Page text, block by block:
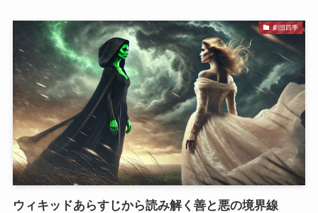
劇団四季
ウィキッドあらすじから読み解く善と悪の境界線